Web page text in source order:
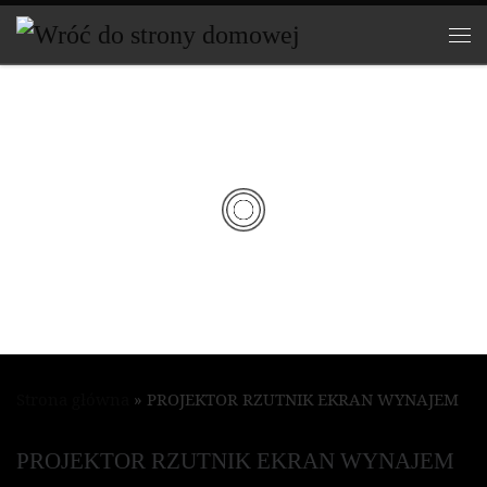
Przejdź do treści
ZALNIA
IMPREZO
WA
» PROJEKTOR RZUTNIK EKRAN WYNAJEM
PROJEKTOR RZUTNIK EKRAN WYNAJEM